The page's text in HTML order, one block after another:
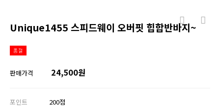
Unique1455 스피드웨이 오버핏 힙합반바지~
품절
판매가격 24,500원
포인트
200점